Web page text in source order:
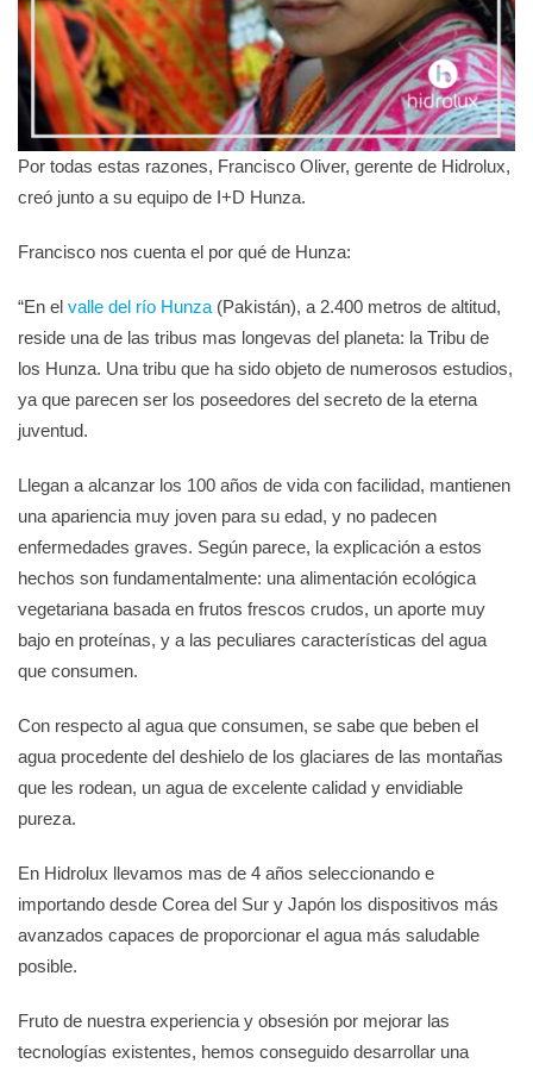
Por todas estas razones, Francisco Oliver, gerente de Hidrolux,
creó junto a su equipo de I+D Hunza.
Francisco nos cuenta el por qué de Hunza:
“En el valle del río Hunza (Pakistán), a 2.400 metros de altitud,
reside una de las tribus mas longevas del planeta: la Tribu de
los Hunza. Una tribu que ha sido objeto de numerosos estudios,
ya que parecen ser los poseedores del secreto de la eterna
juventud.
Llegan a alcanzar los 100 años de vida con facilidad, mantienen
una apariencia muy joven para su edad, y no padecen
enfermedades graves. Según parece, la explicación a estos
hechos son fundamentalmente: una alimentación ecológica
vegetariana basada en frutos frescos crudos, un aporte muy
bajo en proteínas, y a las peculiares características del agua
que consumen.
Con respecto al agua que consumen, se sabe que beben el
agua procedente del deshielo de los glaciares de las montañas
que les rodean, un agua de excelente calidad y envidiable
pureza.
En Hidrolux llevamos mas de 4 años seleccionando e
importando desde Corea del Sur y Japón los dispositivos más
avanzados capaces de proporcionar el agua más saludable
posible.
Fruto de nuestra experiencia y obsesión por mejorar las
tecnologías existentes, hemos conseguido desarrollar una